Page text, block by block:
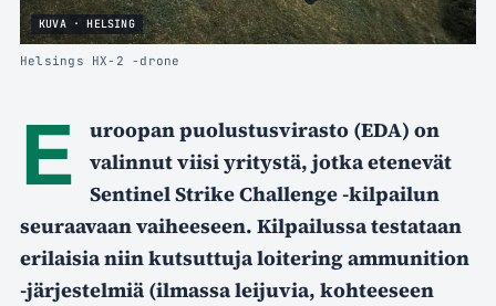
KUVA · HELSING
Helsings HX-2 -drone
E
uroopan puolustusvirasto (EDA) on
valinnut viisi yritystä, jotka etenevät
Sentinel Strike Challenge -kilpailun
seuraavaan vaiheeseen. Kilpailussa testataan
erilaisia niin kutsuttuja loitering ammunition
-järjestelmiä (ilmassa leijuvia, kohteeseen